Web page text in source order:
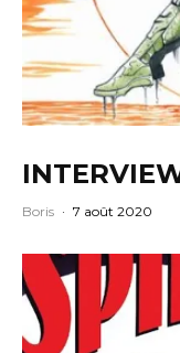
Boris · 7 août 2020